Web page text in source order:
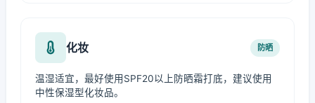
化妆 防晒
温湿适宜，最好使用SPF20以上防晒霜打底，建议使用
中性保湿型化妆品。